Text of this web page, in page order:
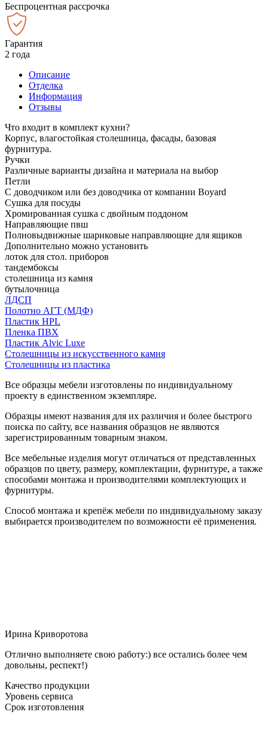
Беспроцентная рассрочка
Гарантия
2 года
Описание
Отделка
Информация
Отзывы
Что входит в комплект кухни?
Корпус, влагостойкая столешница, фасады, базовая
фурнитура.
Ручки
Различные варианты дизайна и материала на выбор
Петли
С доводчиком или без доводчика от компании Boyard
Сушка для посуды
Хромированная сушка с двойным поддоном
Направляющие пвш
Полновыдвижные шариковые направляющие для ящиков
Дополнительно можно установить
лоток для стол. приборов
тандембоксы
столешница из камня
бутылочница
ЛДСП
Полотно АГТ (МДФ)
Пластик HPL
Пленка ПВХ
Пластик Alvic Luxe
Столешницы из искусственного камня
Столешницы из пластика
Все образцы мебели изготовлены по индивидуальному
проекту в единственном экземпляре.
Образцы имеют названия для их различия и более быстрого
поиска по сайту, все названия образцов не являются
зарегистрированным товарным знаком.
Все мебельные изделия могут отличаться от представленных
образцов по цвету, размеру, комплектации, фурнитуре, а также
способами монтажа и производителями комплектующих и
фурнитуры.
Способ монтажа и крепёж мебели по индивидуальному заказу
выбирается производителем по возможности её применения.
Ирина Криворотова
Отлично выполняете свою работу:) все остались более чем
довольны, респект!)
Качество продукции
Уровень сервиса
Срок изготовления